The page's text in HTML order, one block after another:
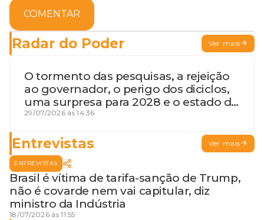
COMENTAR
Radar do Poder Ver mais
O tormento das pesquisas, a rejeição
ao governador, o perigo dos diciclos,
uma surpresa para 2028 e o estado de
terceira guerra mundial
29/07/2026 às 14:36
Entrevistas Ver mais
ENTREVISTAS
Brasil é vítima de tarifa-sanção de Trump,
não é covarde nem vai capitular, diz
ministro da Indústria
18/07/2026 às 11:55